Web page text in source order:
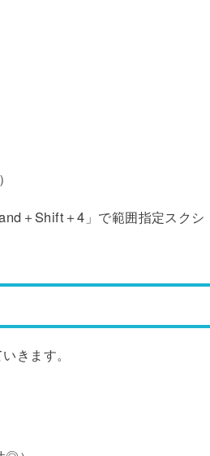
＋Shift＋4」で範囲指定スクシ
きます。